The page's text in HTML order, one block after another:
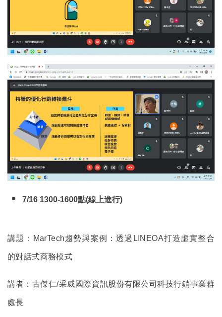
7/16 1300-1600點(線上進行)
講題：MarTech趨勢與案例：透過LINEOA打造虛實整合
的對話式商務模式
講者：古傑仁/采威國際資訊股份有限公司科技行銷事業群
處長